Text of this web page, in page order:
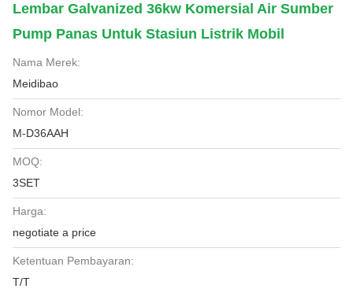
Lembar Galvanized 36kw Komersial Air Sumber
Pump Panas Untuk Stasiun Listrik Mobil
Nama Merek:
Meidibao
Nomor Model:
M-D36AAH
MOQ:
3SET
Harga:
negotiate a price
Ketentuan Pembayaran:
T/T